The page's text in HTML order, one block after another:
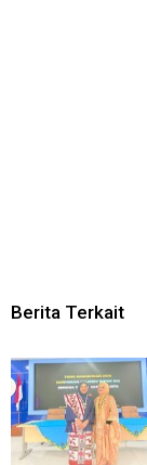
Berita Terkait